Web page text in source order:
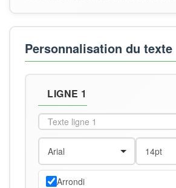
Personnalisation du texte
LIGNE 1
Arrondi